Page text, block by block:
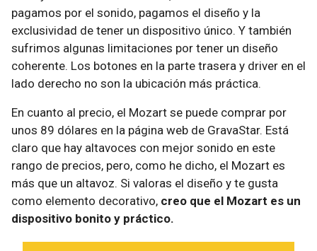
pagamos por el sonido, pagamos el diseño y la
exclusividad de tener un dispositivo único. Y también
sufrimos algunas limitaciones por tener un diseño
coherente. Los botones en la parte trasera y driver en el
lado derecho no son la ubicación más práctica.
En cuanto al precio, el Mozart se puede comprar por
unos 89 dólares en la página web de GravaStar. Está
claro que hay altavoces con mejor sonido en este
rango de precios, pero, como he dicho, el Mozart es
más que un altavoz. Si valoras el diseño y te gusta
como elemento decorativo, creo que el Mozart es un
dispositivo bonito y práctico.